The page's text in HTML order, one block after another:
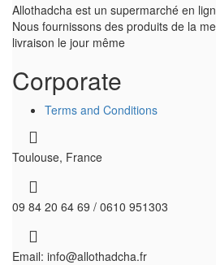
Allothadcha est un supermarché en
Nous fournissons des produits de la
livraison le jour même
Corporate
Terms and Conditions
Toulouse, France
09 84 20 64 69 / 0610 951303
Email: info@allothadcha.fr